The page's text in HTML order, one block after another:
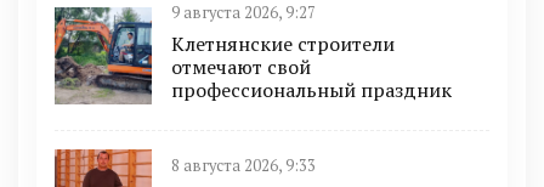
9 августа 2026, 9:27
Клетнянские строители
отмечают свой
профессиональный праздник
8 августа 2026, 9:33